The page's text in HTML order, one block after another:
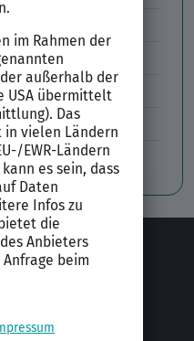
Berufsorientierung
Ausbildung
Jobprofile